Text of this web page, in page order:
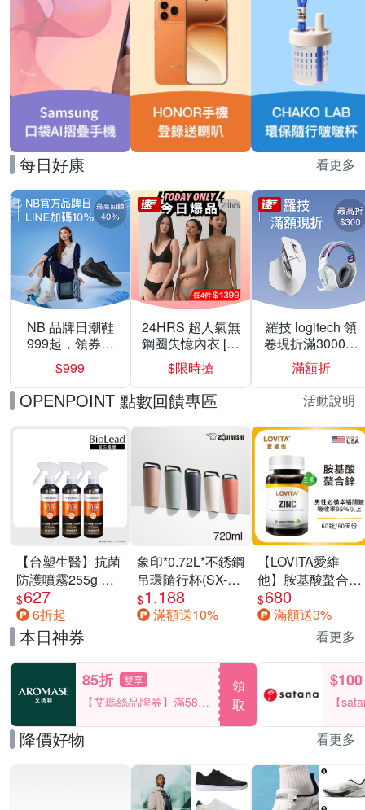
每日好康 看更多
NB 品牌日潮鞋
999起，領券折
上折 最高回饋
40%
$999
24HRS 超人氣無
鋼圈失憶內衣 [熱
銷好評]
$限時搶
羅技 logitech 領
卷現折滿3000折
300
滿額折
OPENPOINT 點數回饋專區 活動說明
【台塑生醫】抗菌
防護噴霧255g 三
入組
$627
6折起
象印*0.72L*不銹鋼
吊環隨行杯(SX-
LA72H)
$1,188
滿額送10%
【LOVITA愛維
他】胺基酸螯合鋅
x2瓶30mg素食錠
(鋅錠)
$680
滿額送3%
本日神券 看更多
85折 雙享
【艾瑪絲品牌券】滿580
享85折！
領
取
$100
【
一件
降價好物 看更多